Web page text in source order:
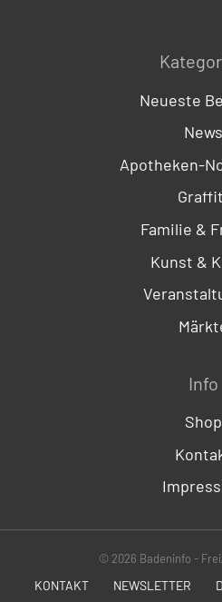
Neueste
News
Apotheken-
Familie &
Kunst &
Info
Shop
© 2026 Badeninfo -
KONTAKT NEWSLETTER